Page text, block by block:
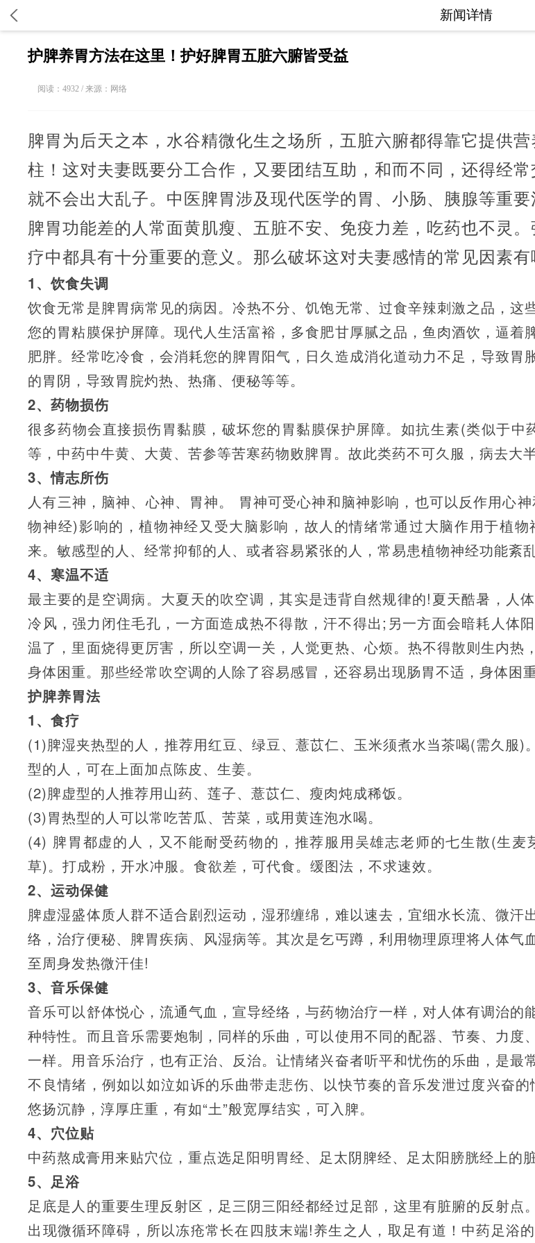
新闻详情
护脾养胃方法在这里！护好脾胃五脏六腑皆受益
阅读：4932 / 来源：网络
脾胃为后天之本，水谷精微化生之场所，五脏六腑都得靠它提供
柱！这对夫妻既要分工合作，又要团结互助，和而不同，还得经
就不会出大乱子。中医脾胃涉及现代医学的胃、小肠、胰腺等重
脾胃功能差的人常面黄肌瘦、五脏不安、免疫力差，吃药也不灵
疗中都具有十分重要的意义。那么破坏这对夫妻感情的常见因素有
1、饮食失调
饮食无常是脾胃病常见的病因。冷热不分、饥饱无常、过食辛辣刺激之品，
您的胃粘膜保护屏障。现代人生活富裕，多食肥甘厚腻之品，鱼肉酒饮，逼
肥胖。经常吃冷食，会消耗您的脾胃阳气，日久造成消化道动力不足，导致
的胃阴，导致胃脘灼热、热痛、便秘等等。
2、药物损伤
很多药物会直接损伤胃黏膜，破坏您的胃黏膜保护屏障。如抗生素(类似于
等，中药中牛黄、大黄、苦参等苦寒药物败脾胃。故此类药不可久服，病去大
3、情志所伤
人有三神，脑神、心神、胃神。 胃神可受心神和脑神影响，也可以反作用心
物神经)影响的，植物神经又受大脑影响，故人的情绪常通过大脑作用于植
来。敏感型的人、经常抑郁的人、或者容易紧张的人，常易患植物神经功能紊
4、寒温不适
最主要的是空调病。大夏天的吹空调，其实是违背自然规律的!夏天酷暑，人
冷风，强力闭住毛孔，一方面造成热不得散，汗不得出;另一方面会暗耗人体
温了，里面烧得更厉害，所以空调一关，人觉更热、心烦。热不得散则生内热
身体困重。那些经常吹空调的人除了容易感冒，还容易出现肠胃不适，身体困重
护脾养胃法
1、食疗
(1)脾湿夹热型的人，推荐用红豆、绿豆、薏苡仁、玉米须煮水当茶喝(需久服
型的人，可在上面加点陈皮、生姜。
(2)脾虚型的人推荐用山药、莲子、薏苡仁、瘦肉炖成稀饭。
(3)胃热型的人可以常吃苦瓜、苦菜，或用黄连泡水喝。
(4) 脾胃都虚的人，又不能耐受药物的，推荐服用吴雄志老师的七生散(生
草)。打成粉，开水冲服。食欲差，可代食。缓图法，不求速效。
2、运动保健
脾虚湿盛体质人群不适合剧烈运动，湿邪缠绵，难以速去，宜细水长流、微
络，治疗便秘、脾胃疾病、风湿病等。其次是乞丐蹲，利用物理原理将人体气
至周身发热微汗佳!
3、音乐保健
音乐可以舒体悦心，流通气血，宣导经络，与药物治疗一样，对人体有调治
种特性。而且音乐需要炮制，同样的乐曲，可以使用不同的配器、节奏、力
一样。用音乐治疗，也有正治、反治。让情绪兴奋者听平和忧伤的乐曲，是
不良情绪，例如以如泣如诉的乐曲带走悲伤、以快节奏的音乐发泄过度兴奋
悠扬沉静，淳厚庄重，有如“土”般宽厚结实，可入脾。
4、穴位贴
中药熬成膏用来贴穴位，重点选足阳明胃经、足太阴脾经、足太阳膀胱经上的
5、足浴
足底是人的重要生理反射区，足三阴三阳经都经过足部，这里有脏腑的反射
出现微循环障碍，所以冻疮常长在四肢末端!养生之人，取足有道！中药足浴